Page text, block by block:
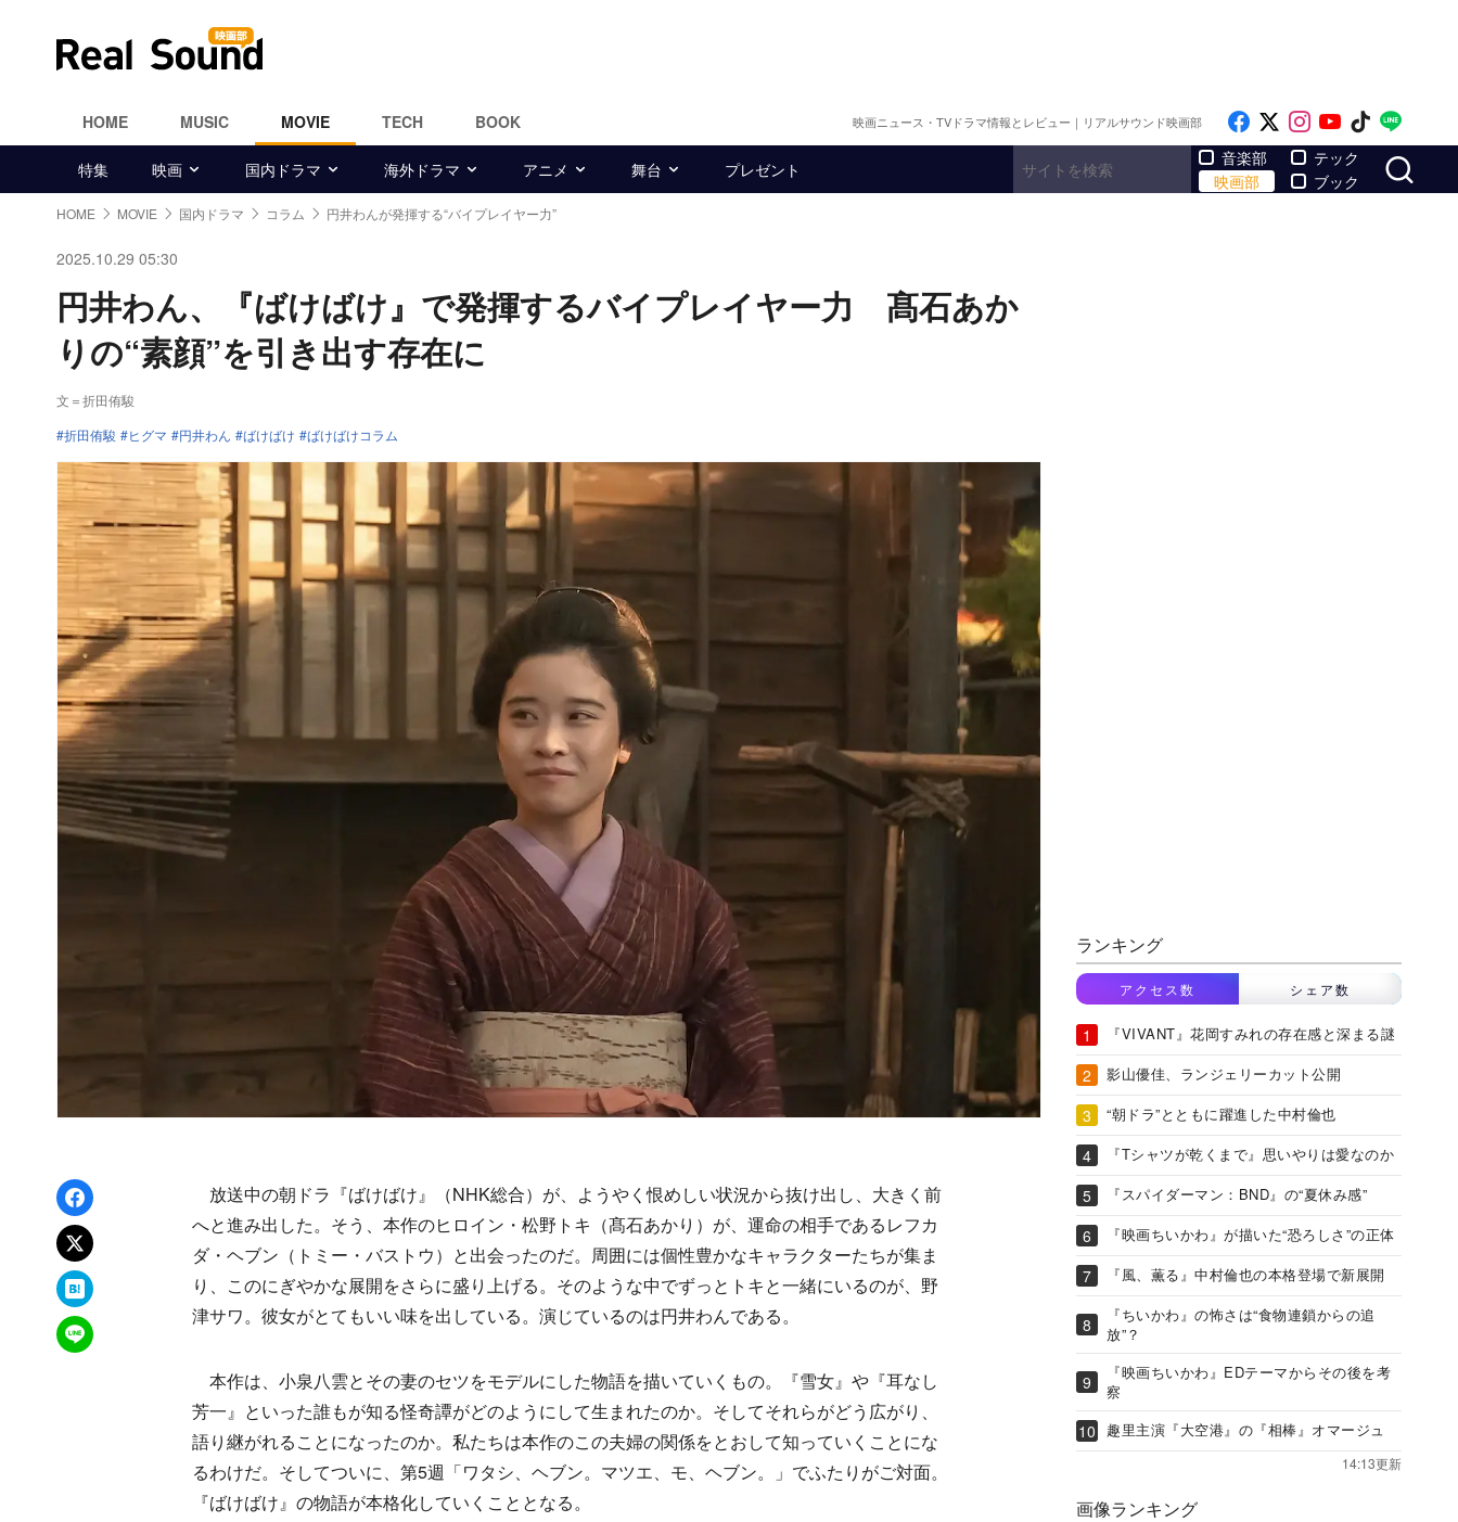
HOME MUSIC MOVIE TECH BOOK 映画ニュース・TVドラマ情報とレビュー｜リアルサウンド映画部 Like on Facebook
Follow on x
Follow on
Follow on
Follow
特集 映画 国内ドラマ 海外ドラマ アニメ 舞台 プレゼント
音楽部
映画部
テック
ブック
HOME MOVIE 国内ドラマ コラム 円井わんが発揮する“バイプレイヤー力”
2025.10.29 05:30
円井わん、『ばけばけ』で発揮するバイプレイヤー力 髙石あか
りの“素顔”を引き出す存在に
文＝折田侑駿
折田侑駿
ヒグマ 円井わん ばけばけ ばけばけコラム
Facebookでシェア
xでポスト
はてなブックマーク
LINEで送る
放送中の朝ドラ『ばけばけ』（NHK総合）が、ようやく恨めしい状況から抜け出し、大きく前
へと進み出した。そう、本作のヒロイン・松野トキ（髙石あかり）が、運命の相手であるレフカ
ダ・ヘブン（トミー・バストウ）と出会ったのだ。周囲には個性豊かなキャラクターたちが集ま
り、このにぎやかな展開をさらに盛り上げる。そのような中でずっとトキと一緒にいるのが、野
津サワ。彼女がとてもいい味を出している。演じているのは円井わんである。
本作は、小泉八雲とその妻のセツをモデルにした物語を描いていくもの。『雪女』や『耳なし
芳一』といった誰もが知る怪奇譚がどのようにして生まれたのか。そしてそれらがどう広がり、
語り継がれることになったのか。私たちは本作のこの夫婦の関係をとおして知っていくことにな
るわけだ。そしてついに、第5週「ワタシ、ヘブン。マツエ、モ、ヘブン。」でふたりがご対面。
『ばけばけ』の物語が本格化していくこととなる。
ランキング
アクセス数 シェア数
『VIVANT』花岡すみれの存在感と深まる謎
影山優佳、ランジェリーカット公開
“朝ドラ”とともに躍進した中村倫也
『Tシャツが乾くまで』思いやりは愛なのか
『スパイダーマン：BND』の“夏休み感”
『映画ちいかわ』が描いた“恐ろしさ”の正体
『風、薫る』中村倫也の本格登場で新展開
『ちいかわ』の怖さは“食物連鎖からの追
放”？
『映画ちいかわ』EDテーマからその後を考
察
趣里主演『大空港』の『相棒』オマージュ
14:13更新
画像ランキング